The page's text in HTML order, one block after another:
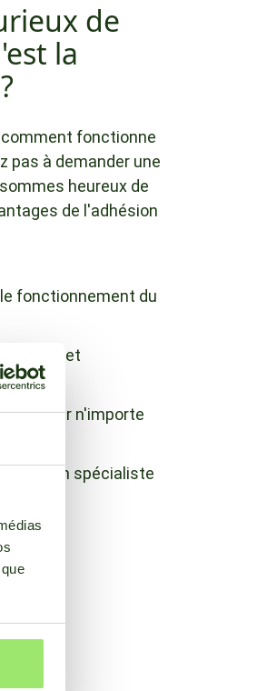
de
la
fonctionne
pas à demander une
heureux de
de l'adhésion
fonctionnement du
tenants et
n'importe
à un spécialiste